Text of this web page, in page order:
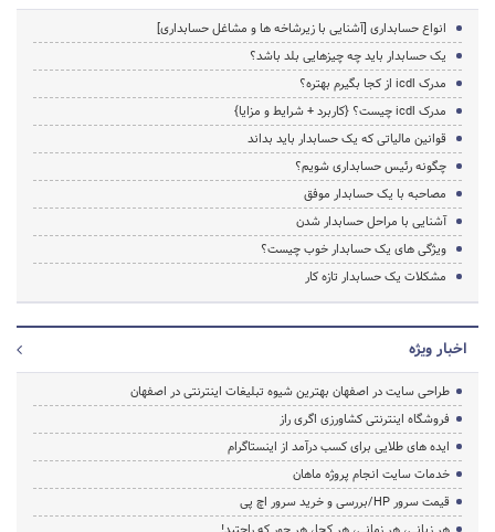
انواع حسابداری [آشنایی با زیرشاخه ها و مشاغل حسابداری]
یک حسابدار باید چه چیزهایی بلد باشد؟
مدرک icdl از کجا بگیرم بهتره؟
مدرک icdl چیست؟ {کاربرد + شرایط و مزایا}
قوانین مالیاتی که یک حسابدار باید بداند
چگونه رئیس حسابداری شویم؟
مصاحبه با یک حسابدار موفق
آشنایی با مراحل حسابدار شدن
ویژگی های یک حسابدار خوب چیست؟
مشکلات یک حسابدار تازه کار
اخبار ویژه
طراحی سایت در اصفهان بهترین شیوه تبلیغات اینترنتی در اصفهان
فروشگاه اینترنتی کشاورزی اگری راز
ایده های طلایی برای کسب درآمد از اینستاگرام
خدمات سایت انجام پروژه ماهان
قیمت سرور HP/بررسی و خرید سرور اچ پی